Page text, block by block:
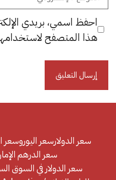
الإلكتروني
احفظ اسمي، بريدي
هذا المتصفح
سعر الدولارسعر اليوروسعر
سعر الدرهم
سعر الدولار في السوق